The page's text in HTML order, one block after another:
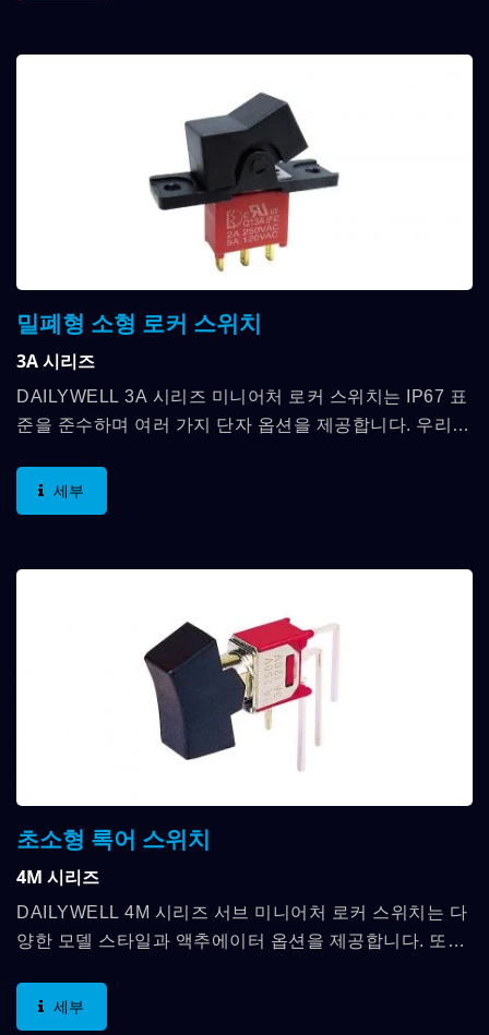
밀폐형 소형 로커 스위치
3A 시리즈
DAILYWELL 3A 시리즈 미니어처 로커 스위치는 IP67 표
준을 준수하며 여러 가지 단자 옵션을 제공합니다. 우리는
세부
초소형 록어 스위치
4M 시리즈
DAILYWELL 4M 시리즈 서브 미니어처 로커 스위치는 다
양한 모델 스타일과 액추에이터 옵션을 제공합니다. 또한
세부